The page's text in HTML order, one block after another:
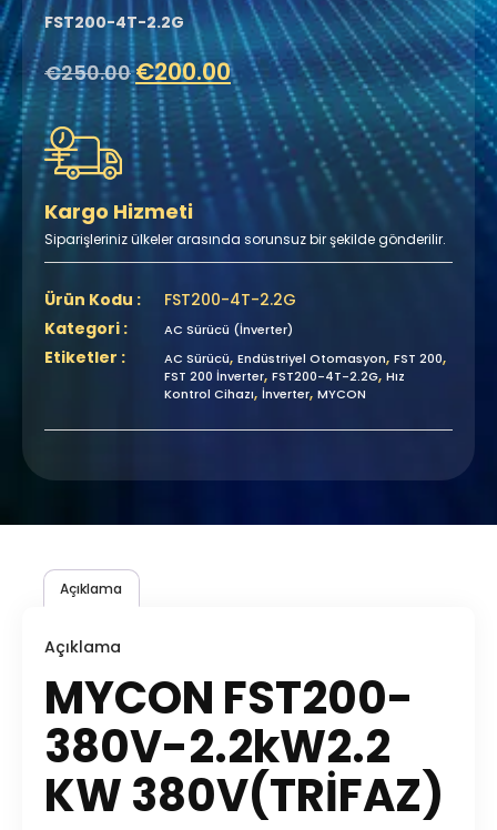
FST200-4T-2.2G
€250.00 €200.00
Kargo Hizmeti
Siparişleriniz ülkeler arasında sorunsuz bir şekilde gönderilir.
Ürün Kodu :
FST200-4T-2.2G
Kategori :
AC Sürücü (İnverter)
Etiketler : AC Sürücü, Endüstriyel Otomasyon, FST 200,
FST 200 İnverter, FST200-4T-2.2G, Hız
Kontrol Cihazı, İnverter, MYCON
Açıklama
Açıklama
MYCON FST200-
380V-2.2kW2.2
KW 380V(TRİFAZ)